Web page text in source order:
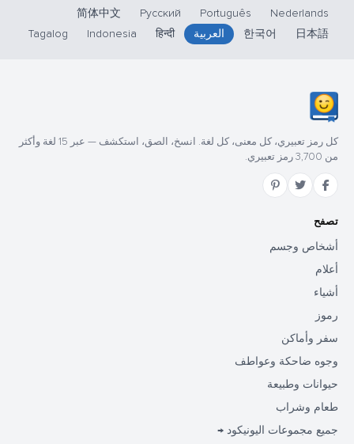
Nederlands
Português
Русский
简体中文
日本語
한국어 العربية हिन्दी
Indonesia
Tagalog
كل رمز تعبيري، كل معنى، كل لغة. انسخ، الصق، استكشف — عبر 15 لغة وأكثر
من 3,700 رمز تعبيري.
تصفح
أشخاص وجسم
أعلام
أشياء
رموز
سفر وأماكن
وجوه ضاحكة وعواطف
حيوانات وطبيعة
طعام وشراب
جميع مجموعات اليونيكود →